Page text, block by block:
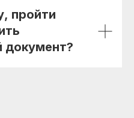
пройти